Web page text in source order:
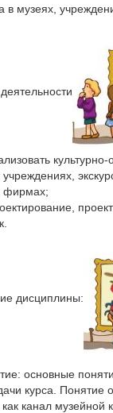
в музеях,
культурно-
фирмах;
дисциплины:
основные
курса. Понятие
канал музейной